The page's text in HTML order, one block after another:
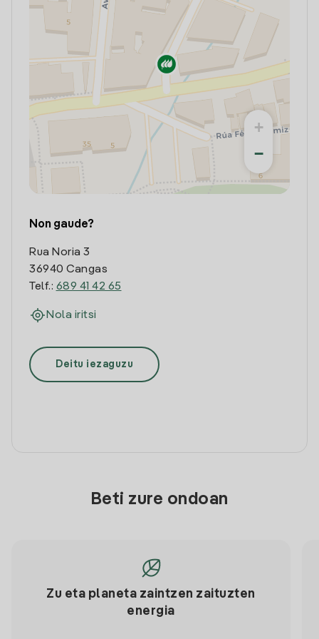
+
−
Non gaude?
Rua Noria 3
36940 Cangas
Telf.: 689 41 42 65
Nola iritsi
Deitu iezaguzu
Beti zure ondoan
Zu eta planeta zaintzen zaituzten
energia